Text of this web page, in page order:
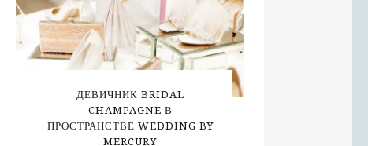
ДЕВИЧНИК BRIDAL
CHAMPAGNE В
ПРОСТРАНСТВЕ WEDDING BY
MERCURY